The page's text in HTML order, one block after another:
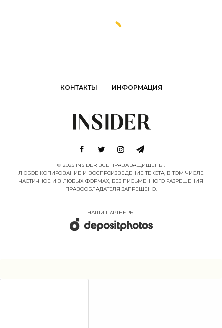
КОНТАКТЫ ИНФОРМАЦИЯ
© 2025 INSIDER ВСЕ ПРАВА ЗАЩИЩЕНЫ.
ЛЮБОЕ КОПИРОВАНИЕ И ВОСПРОИЗВЕДЕНИЕ ТЕКСТА, В ТОМ ЧИСЛЕ
ЧАСТИЧНОЕ И В ЛЮБЫХ ФОРМАХ, БЕЗ ПИСЬМЕННОГО РАЗРЕШЕНИЯ
ПРАВООБЛАДАТЕЛЯ ЗАПРЕЩЕНО.
НАШИ ПАРТНËРЫ